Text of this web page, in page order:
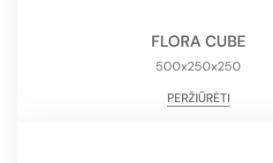
FLORA CUBE
500x250x250
PERŽIŪRĖTI